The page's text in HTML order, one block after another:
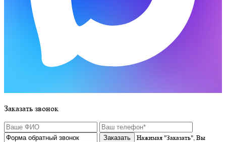
Заказать звонок
Нажимая "Заказать", Вы